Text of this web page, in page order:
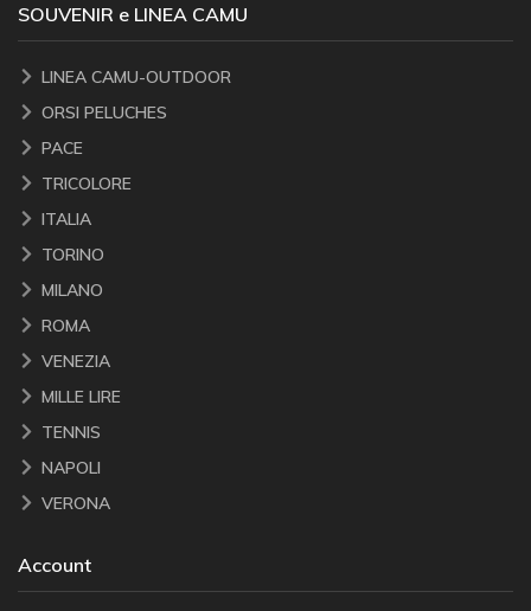
SOUVENIR e LINEA CAMU
LINEA CAMU-OUTDOOR
ORSI PELUCHES
PACE
TRICOLORE
ITALIA
TORINO
MILANO
ROMA
VENEZIA
MILLE LIRE
TENNIS
NAPOLI
VERONA
Account